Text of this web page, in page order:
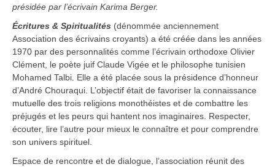
présidée par l’écrivain Karima Berger.
Écritures & Spiritualités (dénommée anciennement
Association des écrivains croyants) a été créée dans les années
1970 par des personnalités comme l’écrivain orthodoxe Olivier
Clément, le poète juif Claude Vigée et le philosophe tunisien
Mohamed Talbi. Elle a été placée sous la présidence d’honneur
d’André Chouraqui. L’objectif était de favoriser la connaissance
mutuelle des trois religions monothéistes et de combattre les
préjugés et les peurs qui hantent nos imaginaires. Respecter,
écouter, lire l’autre pour mieux le connaître et pour comprendre
son univers spirituel.
Espace de rencontre et de dialogue, l’association réunit des